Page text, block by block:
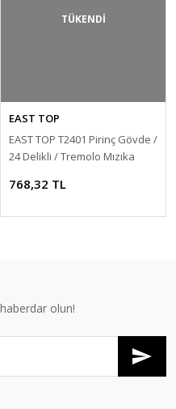
TÜKENDİ
EAST TOP
EAST TOP T2401 Pirinç Gövde /
24 Delikli / Tremolo Mızıka
768,32 TL
olun!